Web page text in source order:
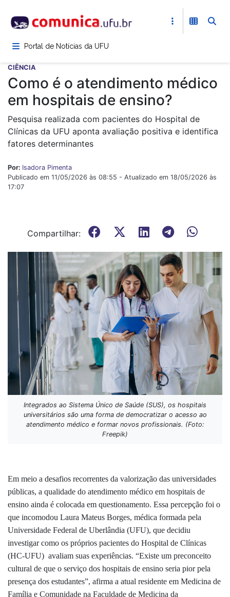
para
conteúdoPortal de Notícias da UFU
CIÊNCIA
Como é o atendimento médico
em hospitais de ensino?
Pesquisa realizada com pacientes do Hospital de
Clínicas da UFU aponta avaliação positiva e identifica
fatores determinantes
Por: Isadora Pimenta
Publicado em 11/05/2026 às 08:55 - Atualizado em 18/05/2026 às
17:07
Compartilhar:
Integrados ao Sistema Único de Saúde (SUS), os hospitais
universitários são uma forma de democratizar o acesso ao
atendimento médico e formar novos profissionais. (Foto:
Freepik)
Em meio a desafios recorrentes da valorização das universidades
públicas, a qualidade do atendimento médico em hospitais de
ensino ainda é colocada em questionamento. Essa percepção foi o
que incomodou Laura Mateus Borges, médica formada pela
Universidade Federal de Uberlândia (UFU), que decidiu
investigar como os próprios pacientes do Hospital de Clínicas
(HC-UFU) avaliam suas experiências. “Existe um preconceito
cultural de que o serviço dos hospitais de ensino seria pior pela
presença dos estudantes”, afirma a atual residente em Medicina de
Família e Comunidade na Faculdade de Medicina da